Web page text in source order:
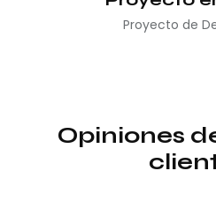
Proyecto de
Opiniones